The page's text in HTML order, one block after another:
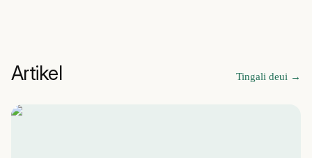
Artikel Tingali deui →